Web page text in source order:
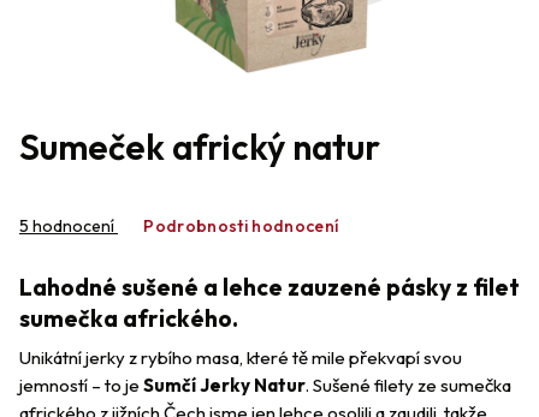
Sumeček africký natur
hodnocení
4,2
z
hvězdiček.
5 hodnocení Podrobnosti hodnocení
Lahodné sušené a lehce zauzené pásky z filet
sumečka afrického.
Unikátní jerky z rybího masa, které tě mile překvapí svou
jemností – to je Sumčí Jerky Natur. Sušené filety ze sumečka